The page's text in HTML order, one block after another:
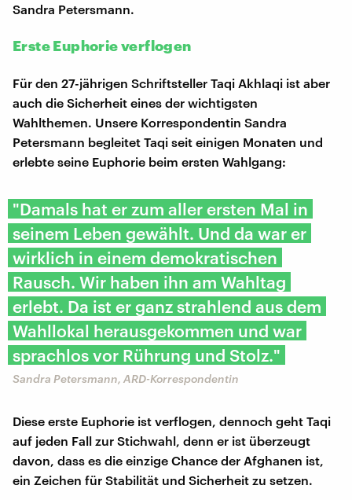
Sandra Petersmann.
Erste Euphorie verflogen
Für den 27-jährigen Schriftsteller Taqi Akhlaqi ist aber
auch die Sicherheit eines der wichtigsten
Wahlthemen. Unsere Korrespondentin Sandra
Petersmann begleitet Taqi seit einigen Monaten und
erlebte seine Euphorie beim ersten Wahlgang:
"Damals hat er zum aller ersten Mal in
seinem Leben gewählt. Und da war er
wirklich in einem demokratischen
Rausch. Wir haben ihn am Wahltag
erlebt. Da ist er ganz strahlend aus dem
Wahllokal herausgekommen und war
sprachlos vor Rührung und Stolz."
Sandra Petersmann, ARD-Korrespondentin
Diese erste Euphorie ist verflogen, dennoch geht Taqi
auf jeden Fall zur Stichwahl, denn er ist überzeugt
davon, dass es die einzige Chance der Afghanen ist,
ein Zeichen für Stabilität und Sicherheit zu setzen.